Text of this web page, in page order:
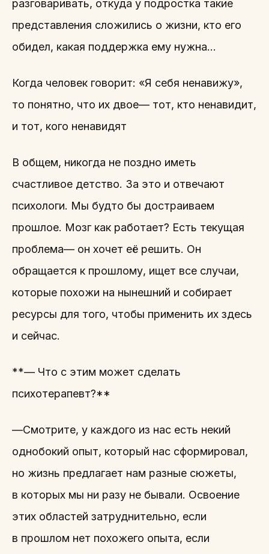
разговаривать, откуда у подростка такие
представления сложились о жизни, кто его
обидел, какая поддержка ему нужна…
Когда человек говорит: «Я себя ненавижу»,
то понятно, что их двое— тот, кто ненавидит,
и тот, кого ненавидят
В общем, никогда не поздно иметь
счастливое детство. За это и отвечают
психологи. Мы будто бы достраиваем
прошлое. Мозг как работает? Есть текущая
проблема— он хочет её решить. Он
обращается к прошлому, ищет все случаи,
которые похожи на нынешний и собирает
ресурсы для того, чтобы применить их здесь
и сейчас.
**— Что с этим может сделать
психотерапевт?**
—Смотрите, у каждого из нас есть некий
однобокий опыт, который нас сформировал,
но жизнь предлагает нам разные сюжеты,
в которых мы ни разу не бывали. Освоение
этих областей затруднительно, если
в прошлом нет похожего опыта, если